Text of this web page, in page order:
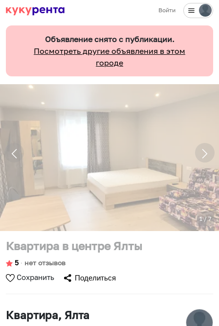
Войти
Объявление снято с публикации.
Посмотреть другие объявления в этом
городе
1/7
Квартира в центре Ялты
5 ∙ нет отзывов
Сохранить Поделиться
Квартира, Ялта